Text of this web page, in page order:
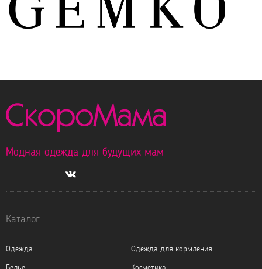
Модная одежда для будущих мам
Каталог
Одежда
Одежда для кормления